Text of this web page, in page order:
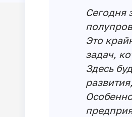
Сегодня
Это
задач,
Здесь